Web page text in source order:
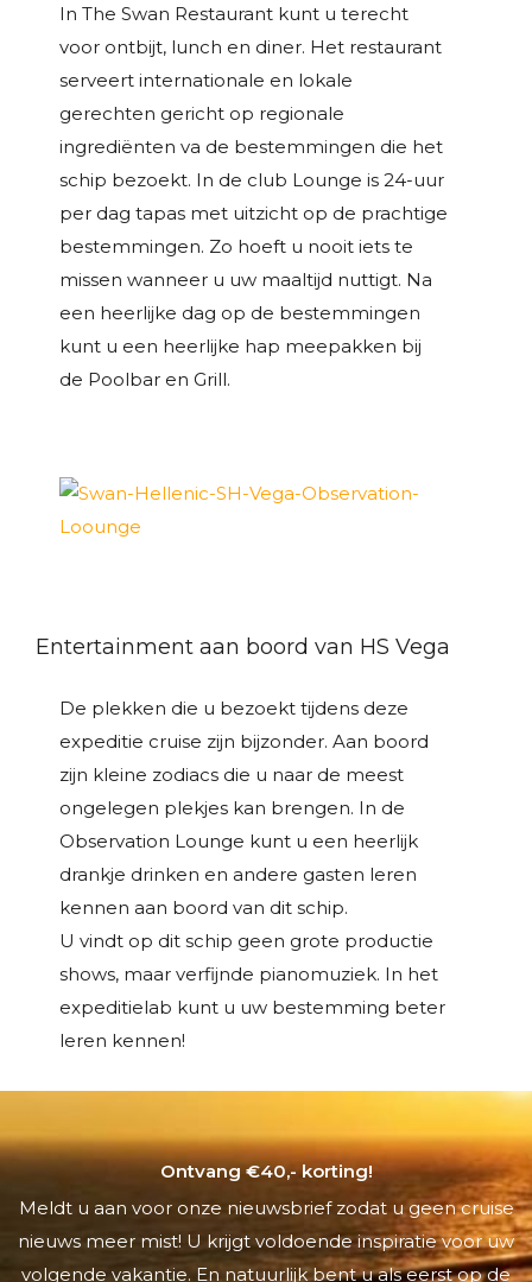
In The Swan Restaurant kunt u terecht
voor ontbijt, lunch en diner. Het restaurant
serveert internationale en lokale
gerechten gericht op regionale
ingrediënten va de bestemmingen die het
schip bezoekt. In de club Lounge is 24-uur
per dag tapas met uitzicht op de prachtige
bestemmingen. Zo hoeft u nooit iets te
missen wanneer u uw maaltijd nuttigt. Na
een heerlijke dag op de bestemmingen
kunt u een heerlijke hap meepakken bij
de Poolbar en Grill.
Entertainment aan boord van HS Vega
De plekken die u bezoekt tijdens deze
expeditie cruise zijn bijzonder. Aan boord
zijn kleine zodiacs die u naar de meest
ongelegen plekjes kan brengen. In de
Observation Lounge kunt u een heerlijk
drankje drinken en andere gasten leren
kennen aan boord van dit schip.
U vindt op dit schip geen grote productie
shows, maar verfijnde pianomuziek. In het
expeditielab kunt u uw bestemming beter
leren kennen!
Ontvang €40,- korting!
Meldt u aan voor onze nieuwsbrief zodat u geen cruise
nieuws meer mist! U krijgt voldoende inspiratie voor uw
volgende vakantie. En natuurlijk bent u als eerst op de